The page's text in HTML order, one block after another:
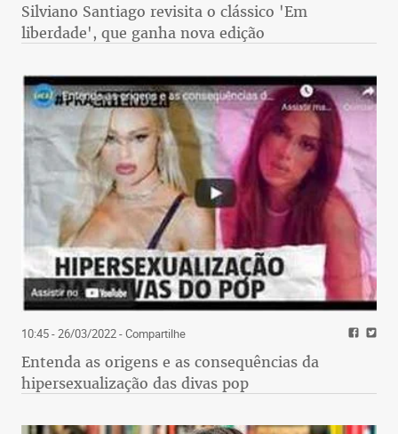
Silviano Santiago revisita o clássico 'Em
liberdade', que ganha nova edição
10:45 - 26/03/2022- Compartilhe
Entenda as origens e as consequências da
hipersexualização das divas pop